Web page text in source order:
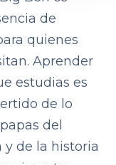
de
quienes
Aprender
estudias es
de lo
del
de la historia